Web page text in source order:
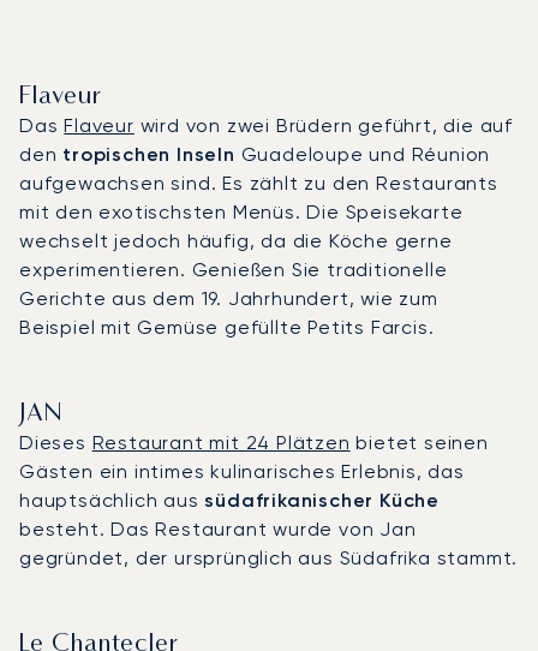
Flaveur
DasFlaveur wird von zwei Brüdern geführt, die auf
den tropischen Inseln Guadeloupe und Réunion
aufgewachsen sind. Es zählt zu den Restaurants
mit den exotischsten Menüs. Die Speisekarte
wechselt jedoch häufig, da die Köche gerne
experimentieren. Genießen Sie traditionelle
Gerichte aus dem 19. Jahrhundert, wie zum
Beispiel mit Gemüse gefüllte Petits Farcis.
JAN
Dieses Restaurant mit 24 Plätzen bietet seinen
Gästen ein intimes kulinarisches Erlebnis, das
hauptsächlich aussüdafrikanischer Küche
besteht. Das Restaurant wurde von Jan
gegründet, der ursprünglich aus Südafrika stammt.
Le Chantecler